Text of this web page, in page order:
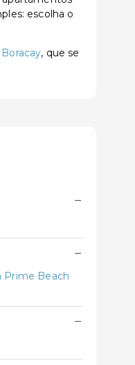
escolha o
, que se
−
−
Prime Beach
−